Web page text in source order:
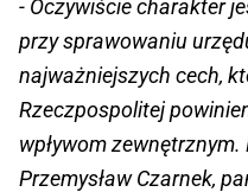
- Oczywiście charakter
przy sprawowaniu
najważniejszych cech,
Rzeczpospolitej
wpływom
Przemysław Czarnek,